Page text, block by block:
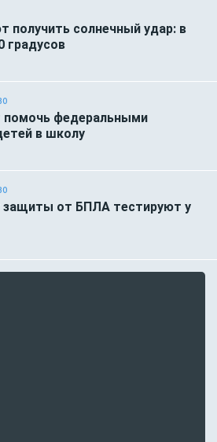
получить солнечный удар: в
градусов
помочь федеральными
в школу
защиты от БПЛА тестируют у